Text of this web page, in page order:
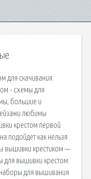
для скачивания.
- схемы для
большие и
любимы
крестом первой
подойдет как нельзя
вышивки крестиком —
для вышивки крестом.
для вышивания